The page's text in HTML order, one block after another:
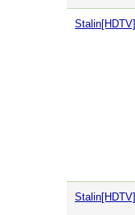
Stalin[HDTV]
Stalin[HDTV]